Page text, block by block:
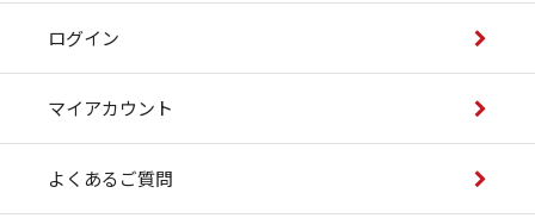
ログイン
マイアカウント
よくあるご質問